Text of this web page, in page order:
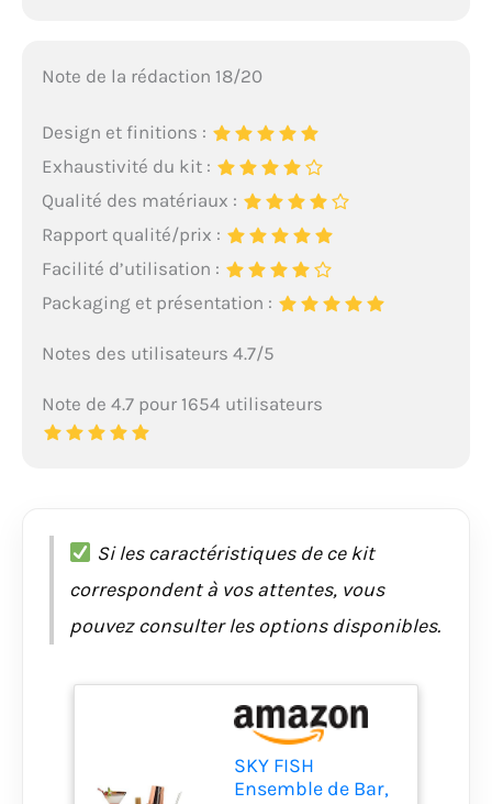
Note de la rédaction 18/20
Design et finitions :
Exhaustivité du kit :
Qualité des matériaux :
Rapport qualité/prix :
Facilité d’utilisation :
Packaging et présentation :
Notes des utilisateurs 4.7/5
Note de 4.7 pour 1654 utilisateurs
Si les caractéristiques de ce kit
correspondent à vos attentes, vous
pouvez consulter les options disponibles.
SKY FISH
Ensemble de Bar,